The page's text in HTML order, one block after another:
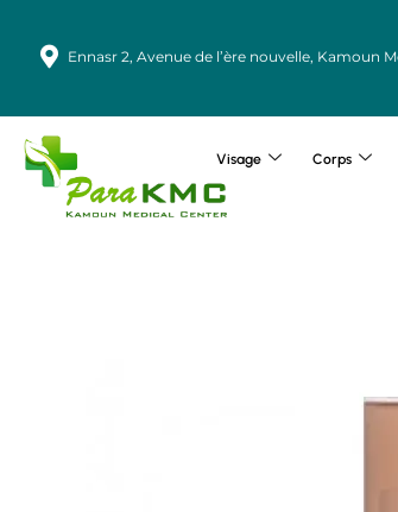
contenu
Ennasr 2, Avenue de l’ère nouvelle, Kamoun
Visage Corps